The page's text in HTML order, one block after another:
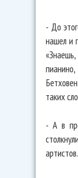
- До
нашел и
«Знаешь,
таких
- А в
артистов.